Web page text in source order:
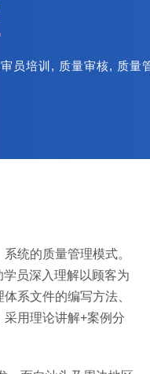
员培训 , 质量审核, 质量
统的质量管理模式。
员深入理解以顾客为
系文件的编写方法、
用理论讲解+案例分